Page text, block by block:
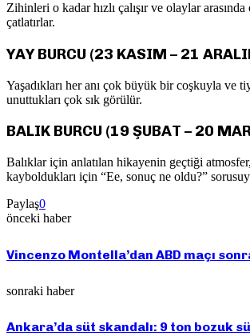
Zihinleri o kadar hızlı çalışır ve olaylar
çatlatırlar.
YAY BURCU (23 KASIM – 21
Yaşadıkları her anı çok büyük bir coşkuyla ve
unuttukları çok sık görülür.
BALIK BURCU (19 ŞUBAT – 20
Balıklar için anlatılan hikayenin geçtiği
kayboldukları için “Ee, sonuç ne oldu?”
Paylaş0
önceki haber
Vincenzo Montella’dan ABD maçı
sonraki haber
Ankara’da süt skandalı: 9 ton bozuk